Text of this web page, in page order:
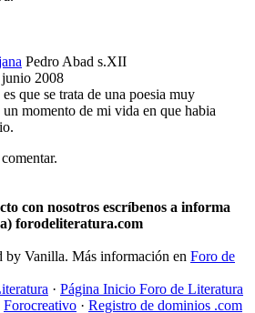
Pedro Abad s.XII
2008
que se trata de una poesia muy
un momento de mi vida en que habia
con nosotros escríbenos a informa
forodeliteratura.com
by Vanilla. Más información en Foro de
· Página Inicio Foro de Literatura
Forocreativo · Registro de dominios .com